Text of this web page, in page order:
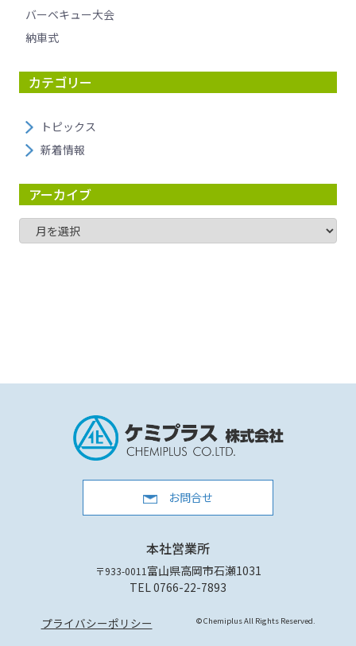
バーベキュー大会
納車式
カテゴリー
トピックス
新着情報
アーカイブ
お問合せ
本社営業所
〒933-0011 富山県高岡市石瀬1031
TEL 0766-22-7893
プライバシーポリシー © Chemiplus All Rights Reserved.